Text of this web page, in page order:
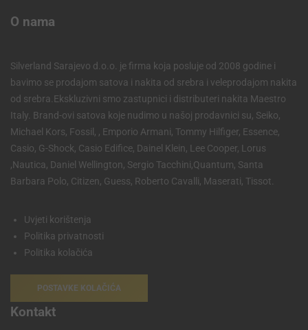
O nama
Silverland Sarajevo d.o.o. je firma koja posluje od 2008 godine i
bavimo se prodajom satova i nakita od srebra i veleprodajom nakita
od srebra.Ekskluzivni smo zastupnici i distributeri nakita Maestro
Italy. Brand-ovi satova koje nudimo u našoj prodavnici su, Seiko,
Michael Kors, Fossil, , Emporio Armani, Tommy Hilfiger, Essence,
Casio, G-Shock, Casio Edifice, Dainel Klein, Lee Cooper, Lorus
,Nautica, Daniel Wellington, Sergio Tacchini,Quantum, Santa
Barbara Polo, Citizen, Guess, Roberto Cavalli, Maserati, Tissot.
Uvjeti korištenja
Politika privatnosti
Politika kolačića
POSTAVKE KOLAČIĆA
Kontakt